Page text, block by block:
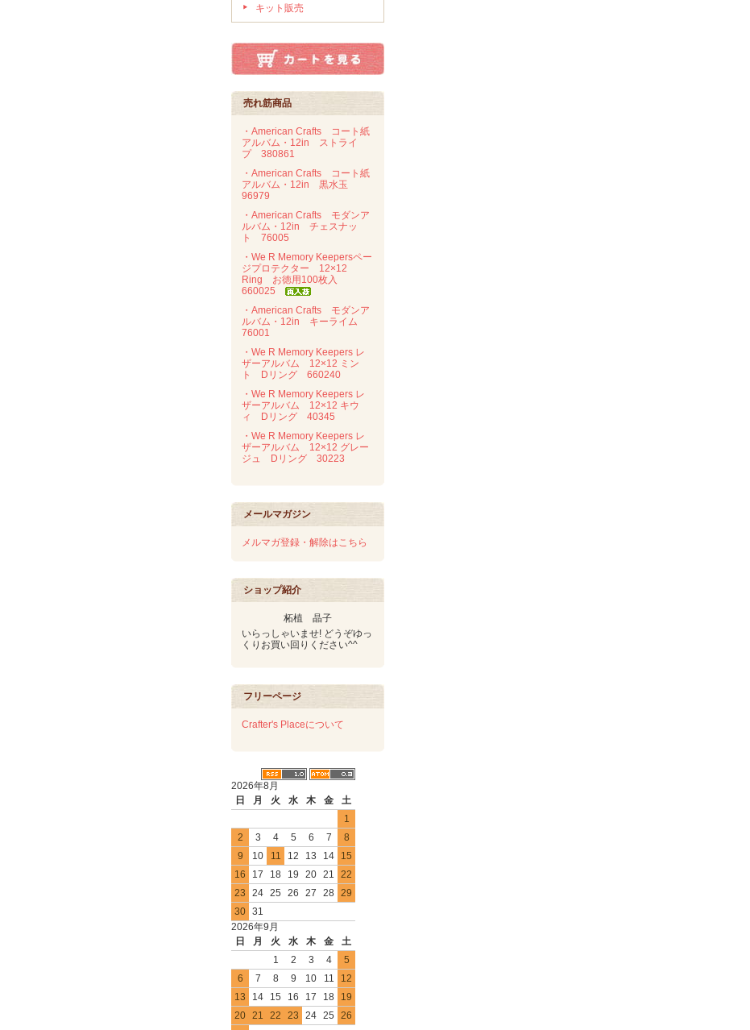
キット販売
売れ筋商品
・American Crafts コート紙
アルバム・12in ストライ
プ 380861
・American Crafts コート紙
アルバム・12in 黒水玉
96979
・American Crafts モダンア
ルバム・12in チェスナッ
ト 76005
・We R Memory Keepersペー
ジプロテクター 12×12
Ring お徳用100枚入
660025
・American Crafts モダンア
ルバム・12in キーライム
76001
・We R Memory Keepers レ
ザーアルバム 12×12 ミン
ト Dリング 660240
・We R Memory Keepers レ
ザーアルバム 12×12 キウ
ィ Dリング 40345
・We R Memory Keepers レ
ザーアルバム 12×12 グレー
ジュ Dリング 30223
メールマガジン
メルマガ登録・解除はこちら
ショップ紹介
柘植 晶子
いらっしゃいませ! どうぞゆっ
くりお買い回りください^^
フリーページ
Crafter's Placeについて
2026年8月
日
月 火 水 木 金
土
1
2
3 4 5 6 7
8
9
10 11 12 13 14
15
16
17 18 19 20 21
22
23
24 25 26 27 28 29
30 31
2026年9月
日
月 火 水 木 金
土
1
2 3 4
5
6
7 8 9 10 11
12
13
14 15 16 17 18
19
20 21 22 23 24 25
26